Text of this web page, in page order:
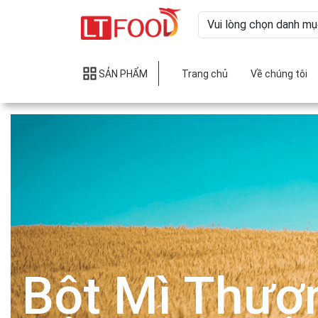
SẢN PHẨM Trang chủ Về chúng tôi
Bột Mì